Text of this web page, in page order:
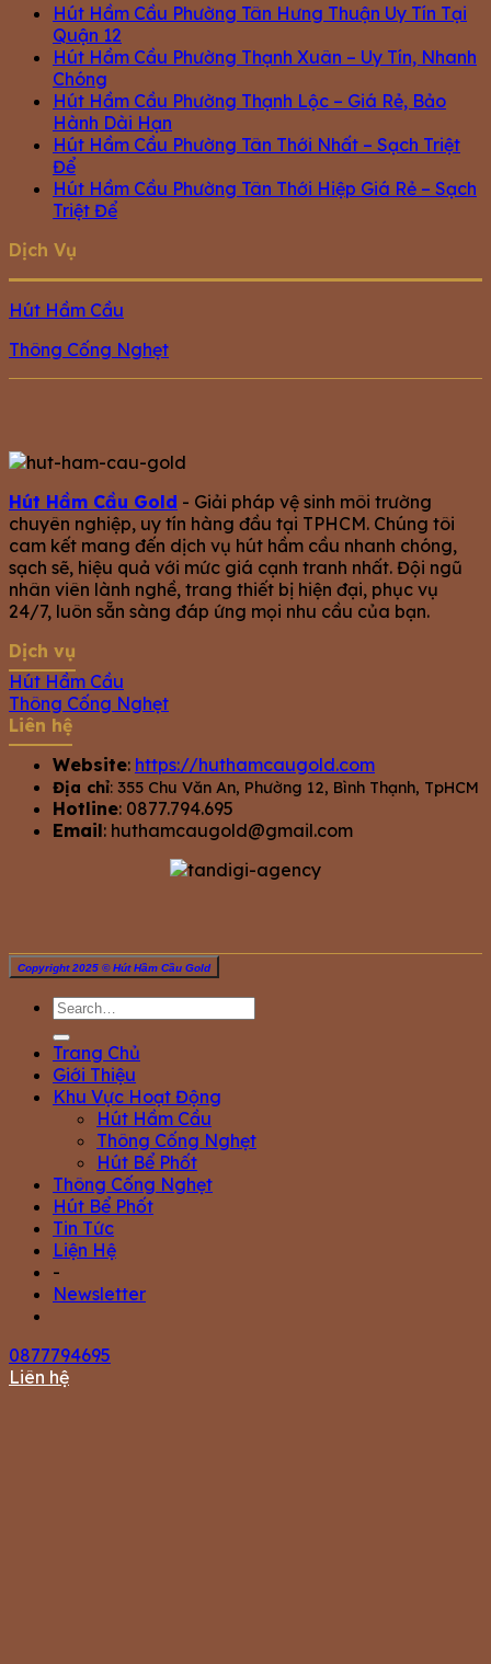
Hút Hầm Cầu Phường Tân Hưng Thuận Uy Tín Tại
Quận 12
Hút Hầm Cầu Phường Thạnh Xuân – Uy Tín, Nhanh
Chóng
Hút Hầm Cầu Phường Thạnh Lộc – Giá Rẻ, Bảo
Hành Dài Hạn
Hút Hầm Cầu Phường Tân Thới Nhất – Sạch Triệt
Để
Hút Hầm Cầu Phường Tân Thới Hiệp Giá Rẻ – Sạch
Triệt Để
Dịch Vụ
Hút Hầm Cầu
Thông Cống Nghẹt
Hút Hầm Cầu Gold - Giải pháp vệ sinh môi trường
chuyên nghiệp, uy tín hàng đầu tại TPHCM. Chúng tôi
cam kết mang đến dịch vụ hút hầm cầu nhanh chóng,
sạch sẽ, hiệu quả với mức giá cạnh tranh nhất. Đội ngũ
nhân viên lành nghề, trang thiết bị hiện đại, phục vụ
24/7, luôn sẵn sàng đáp ứng mọi nhu cầu của bạn.
Dịch vụ
Hút Hầm Cầu
Thông Cống Nghẹt
Liên hệ
Website: https://huthamcaugold.com
Địa chỉ: 355 Chu Văn An, Phường 12, Bình Thạnh, TpHCM
Hotline: 0877.794.695
Email: huthamcaugold@gmail.com
Copyright 2025 © Hút Hầm Cầu Gold
Trang Chủ
Giới Thiệu
Khu Vực Hoạt Động
Hút Hầm Cầu
Thông Cống Nghẹt
Hút Bể Phốt
Thông Cống Nghẹt
Hút Bể Phốt
Tin Tức
Liện Hệ
-
Newsletter
0877794695
Liên hệ